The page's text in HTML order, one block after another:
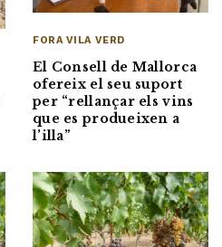
FORA VILA VERD
El Consell de Mallorca
ofereix el seu suport
per “rellançar els vins
que es produeixen a
l’illa”